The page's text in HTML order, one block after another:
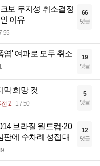
보 무지성 취소결정
이유
66
댓글
염' 여파로 모두 취소 19
댓글
막 희망 컷
천 2 17:50
5
댓글
브라질 월드컵·20
판에 수차례 성접대
12
댓글